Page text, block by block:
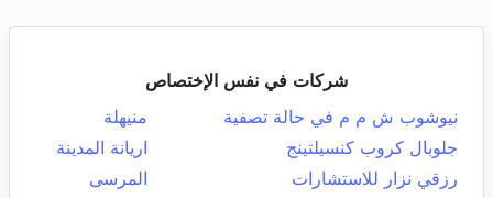
شركات في نفس الإختصاص
نيوشوب ش م م في حالة تصفية
منيهلة
جلوبال كروب كنسيلتينج
اريانة المدينة
رزقي نزار للاستشارات
المرسى